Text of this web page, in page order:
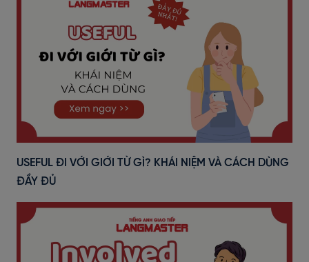
USEFUL ĐI VỚI GIỚI TỪ GÌ? KHÁI NIỆM VÀ CÁCH DÙNG
ĐẦY ĐỦ